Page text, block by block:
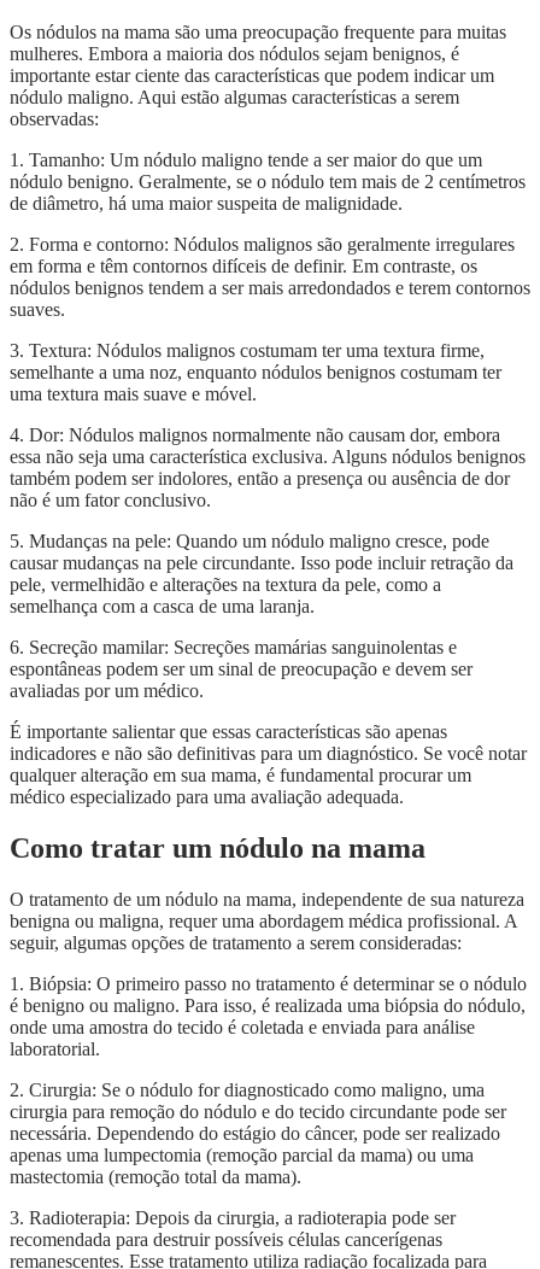
Os nódulos na mama são uma preocupação frequente para muitas
mulheres. Embora a maioria dos nódulos sejam benignos, é
importante estar ciente das características que podem indicar um
nódulo maligno. Aqui estão algumas características a serem
observadas:
1. Tamanho: Um nódulo maligno tende a ser maior do que um
nódulo benigno. Geralmente, se o nódulo tem mais de 2 centímetros
de diâmetro, há uma maior suspeita de malignidade.
2. Forma e contorno: Nódulos malignos são geralmente irregulares
em forma e têm contornos difíceis de definir. Em contraste, os
nódulos benignos tendem a ser mais arredondados e terem contornos
suaves.
3. Textura: Nódulos malignos costumam ter uma textura firme,
semelhante a uma noz, enquanto nódulos benignos costumam ter
uma textura mais suave e móvel.
4. Dor: Nódulos malignos normalmente não causam dor, embora
essa não seja uma característica exclusiva. Alguns nódulos benignos
também podem ser indolores, então a presença ou ausência de dor
não é um fator conclusivo.
5. Mudanças na pele: Quando um nódulo maligno cresce, pode
causar mudanças na pele circundante. Isso pode incluir retração da
pele, vermelhidão e alterações na textura da pele, como a
semelhança com a casca de uma laranja.
6. Secreção mamilar: Secreções mamárias sanguinolentas e
espontâneas podem ser um sinal de preocupação e devem ser
avaliadas por um médico.
É importante salientar que essas características são apenas
indicadores e não são definitivas para um diagnóstico. Se você notar
qualquer alteração em sua mama, é fundamental procurar um
médico especializado para uma avaliação adequada.
Como tratar um nódulo na mama
O tratamento de um nódulo na mama, independente de sua natureza
benigna ou maligna, requer uma abordagem médica profissional. A
seguir, algumas opções de tratamento a serem consideradas:
1. Biópsia: O primeiro passo no tratamento é determinar se o nódulo
é benigno ou maligno. Para isso, é realizada uma biópsia do nódulo,
onde uma amostra do tecido é coletada e enviada para análise
laboratorial.
2. Cirurgia: Se o nódulo for diagnosticado como maligno, uma
cirurgia para remoção do nódulo e do tecido circundante pode ser
necessária. Dependendo do estágio do câncer, pode ser realizado
apenas uma lumpectomia (remoção parcial da mama) ou uma
mastectomia (remoção total da mama).
3. Radioterapia: Depois da cirurgia, a radioterapia pode ser
recomendada para destruir possíveis células cancerígenas
remanescentes. Esse tratamento utiliza radiação focalizada para